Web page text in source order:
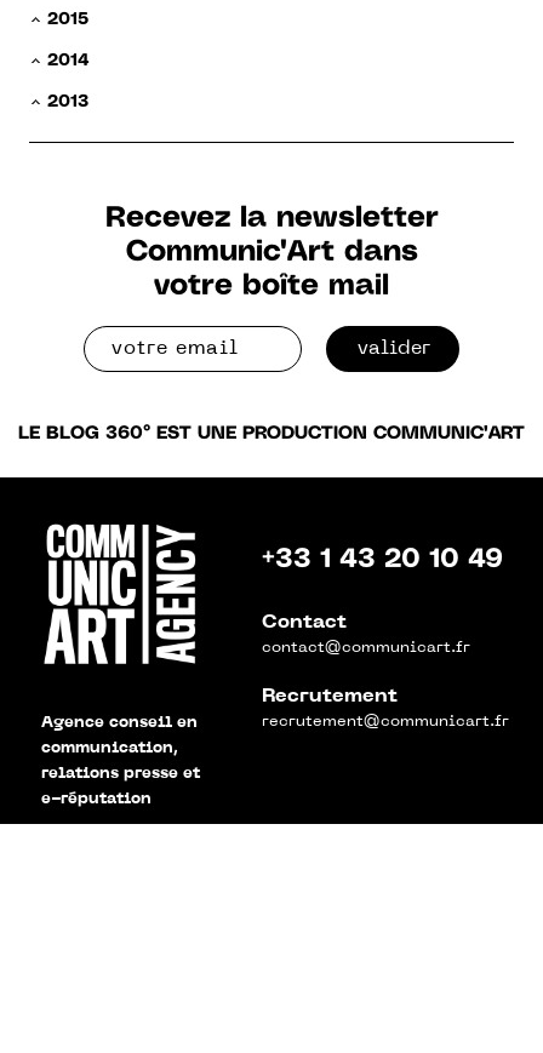
2015
2014
2013
Recevez la newsletter
Communic'Art dans
votre boîte mail
valider
LE BLOG 360° EST UNE PRODUCTION COMMUNIC'ART
Agence conseil en
communication,
relations presse et
e-réputation
+33 1 43 20 10 49
Contact
contact@communicart.fr
Recrutement
recrutement@communicart.fr